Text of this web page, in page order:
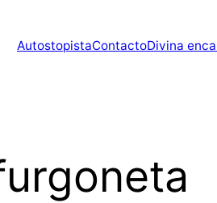
AutostopistaContactoDivina